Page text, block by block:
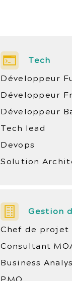
Tech
Développeur
Développeur
Développeur
Tech lead
Devops
Solution
Gestion
Chef de projet
Consultant
Business